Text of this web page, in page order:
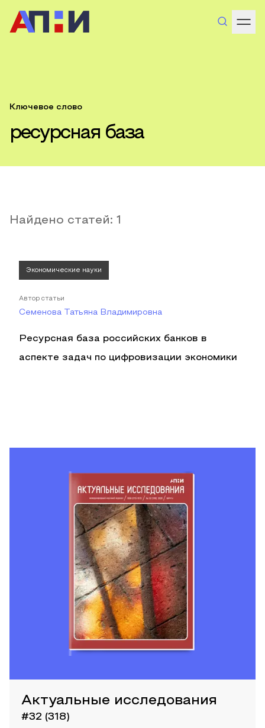
Ключевое слово
ресурсная база
Найдено статей: 1
Экономические науки
Автор статьи
Семенова Татьяна Владимировна
Ресурсная база российских банков в
аспекте задач по цифровизации экономики
Актуальные исследования
#32 (318)